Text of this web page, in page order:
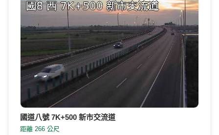
國道八號 7K+500 新市交流道
距離 266 公尺